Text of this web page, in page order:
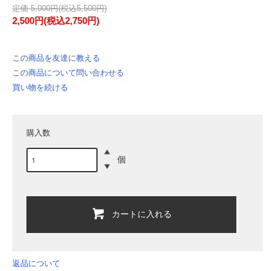
定価 5,000円(税込5,500円)
2,500円(税込2,750円)
この商品を友達に教える
この商品について問い合わせる
買い物を続ける
購入数
個
カートに入れる
返品について